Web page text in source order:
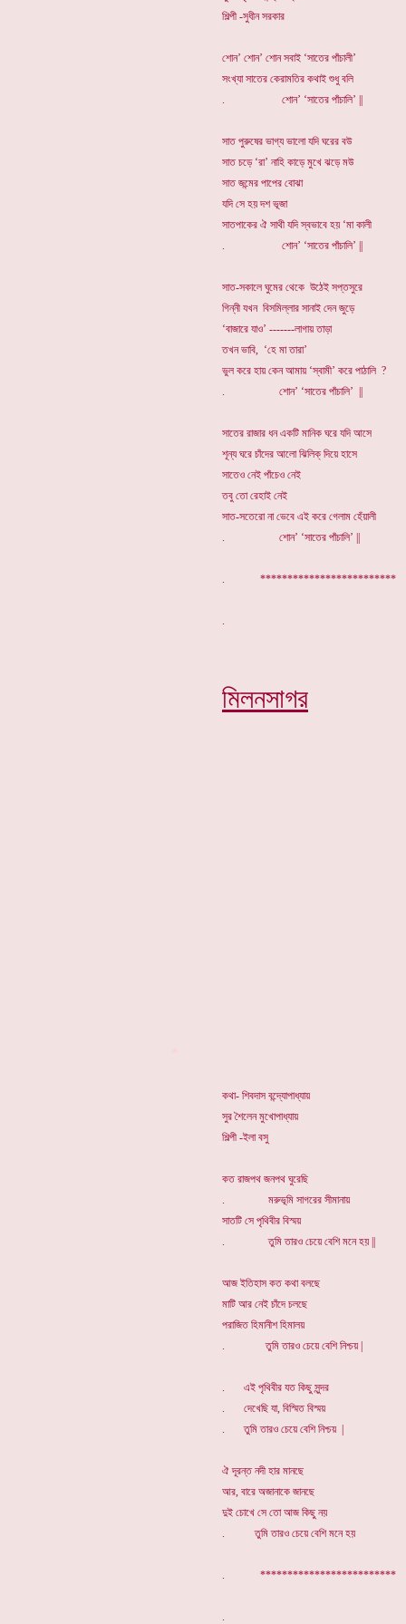
শিল্পী -সুধীন সরকার
শোন’ শোন’ শোন সবাই ‘সাতের পাঁচালী’
সংখ্যা সাতের কেরামতির কথাই শুধু বলি
. শোন’ ‘সাতের পাঁচালি’ ||
সাত পুরুষের ভাগ্য ভালো যদি ঘরের বউ
সাত চড়ে ‘রা’ নাহি কাড়ে মুখে ঝড়ে মউ
সাত জন্মের পাপের বোঝা
যদি সে হয় দশ ভূজা
সাতপাকের ঐ সাথী যদি স্বভাবে হয় ‘মা কালী
. শোন’ ‘সাতের পাঁচালি’ ||
সাত-সকালে ঘুমের থেকে উঠেই সপ্তসুরে
গিন্নী যখন বিসমিল্লার সানাই দেন জুড়ে
‘বাজারে যাও’ -------লাগায় তাড়া
তখন ভাবি, ‘হে মা তারা’
ভুল করে হায় কেন আমায় ‘স্বামী’ করে পাঠালি ?
. শোন’ ‘সাতের পাঁচালি’ ||
সাতের রাজার ধন একটি মানিক ঘরে যদি আসে
শূন্য ঘরে চাঁদের আলো ঝিলিক্ দিয়ে হাসে
সাতেও নেই পাঁচেও নেই
তবু তো রেহাই নেই
সাত-সতেরো না ভেবে এই করে গেলাম হেঁয়ালী
. শোন’ ‘সাতের পাঁচালি’ ||
. *************************
মিলনসাগর
কথা- শিবদাস বন্দ্যোপাধ্যায়
সুর শৈলেন মুখোপাধ্যায়
শিল্পী -ইলা বসু
কত রাজপথ জনপথ ঘুরেছি
. মরুভূমি সাগরের সীমানায়
সাতটি সে পৃথিবীর বিস্ময়
. তুমি তারও চেয়ে বেশি মনে হয় ||
আজ ইতিহাস কত কথা বলছে
মাটি আর নেই চাঁদে চলছে
পরাজিত হিমানীশ হিমালয়
. তুমি তারও চেয়ে বেশি নিশ্চয় |
. এই পৃথিবীর যত কিছু সুন্দর
. দেখেছি যা, বিস্মিত বিস্ময়
. তুমি তারও চেয়ে বেশি নিশ্চয় |
ঐ দূরন্ত নদী হার মানছে
আর, বারে অজানাকে জানছে
দুই চোখে সে তো আজ কিছু নয়
. তুমি তারও চেয়ে বেশি মনে হয়
. *************************